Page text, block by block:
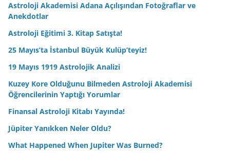
Astroloji Akademisi Adana Açılışından Fotoğraflar ve
Anekdotlar
Astroloji Eğitimi 3. Kitap Satışta!
25 Mayıs’ta İstanbul Büyük Kulüp’teyiz!
19 Mayıs 1919 Astrolojik Analizi
Kuzey Kore Olduğunu Bilmeden Astroloji Akademisi
Öğrencilerinin Yaptığı Yorumlar
Finansal Astroloji Kitabı Yayında!
Jüpiter Yanıkken Neler Oldu?
What Happened When Jupiter Was Burned?